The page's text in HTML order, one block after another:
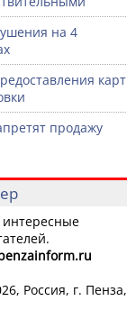
на 4
карт
продажу
Россия, г. Пенза,